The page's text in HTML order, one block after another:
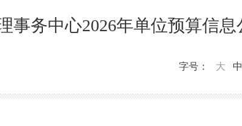
事务中心2026年单位预算信息
字号： 大 中